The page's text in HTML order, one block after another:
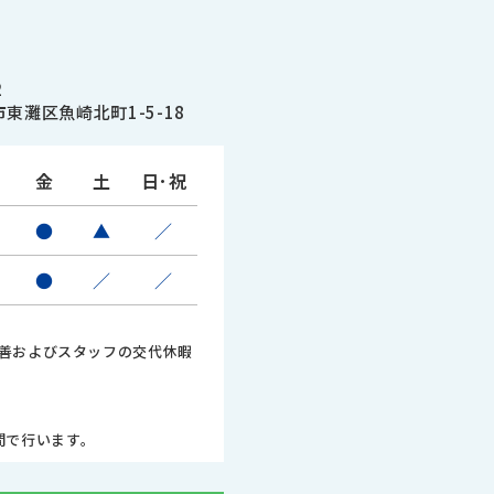
東灘区魚崎北町1-5-18
金 土
日･祝
●
▲
／
●
／ ／
およびスタッフの交代休暇
行います。